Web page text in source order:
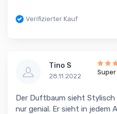
Verifizierter Kauf
Tino S
28.11.2022
Der Duftbaum sieht
nur genial. Er sieht in jedem